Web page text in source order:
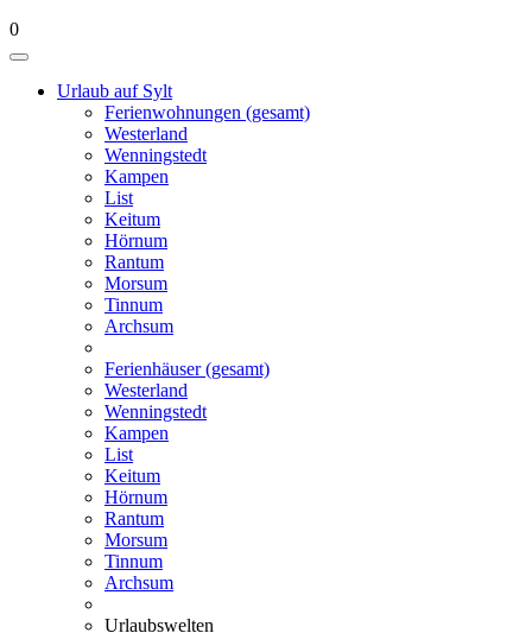
0
Urlaub auf Sylt
Ferienwohnungen (gesamt)
Westerland
Wenningstedt
Kampen
List
Keitum
Hörnum
Rantum
Morsum
Tinnum
Archsum
Ferienhäuser (gesamt)
Westerland
Wenningstedt
Kampen
List
Keitum
Hörnum
Rantum
Morsum
Tinnum
Archsum
Urlaubswelten